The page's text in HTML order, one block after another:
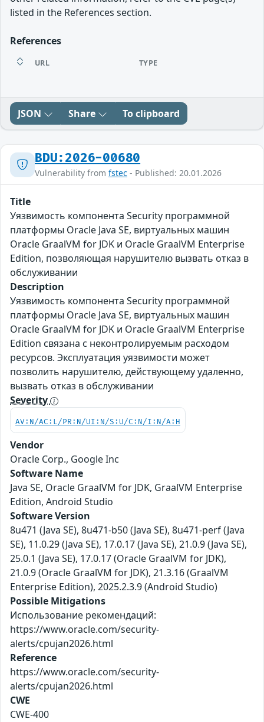
listed in the References section.
References
URL TYPE
JSON Share To clipboard
BDU:2026-00680
Vulnerability from fstec - Published: 20.01.2026
Title
Уязвимость компонента Security программной
платформы Oracle Java SE, виртуальных машин
Oracle GraalVM for JDK и Oracle GraalVM Enterprise
Edition, позволяющая нарушителю вызвать отказ в
обслуживании
Description
Уязвимость компонента Security программной
платформы Oracle Java SE, виртуальных машин
Oracle GraalVM for JDK и Oracle GraalVM Enterprise
Edition связана с неконтролируемым расходом
ресурсов. Эксплуатация уязвимости может
позволить нарушителю, действующему удаленно,
вызвать отказ в обслуживании
Severity
AV:N/AC:L/PR:N/UI:N/S:U/C:N/I:N/A:H
Vendor
Oracle Corp., Google Inc
Software Name
Java SE, Oracle GraalVM for JDK, GraalVM Enterprise
Edition, Android Studio
Software Version
8u471 (Java SE), 8u471-b50 (Java SE), 8u471-perf (Java
SE), 11.0.29 (Java SE), 17.0.17 (Java SE), 21.0.9 (Java SE),
25.0.1 (Java SE), 17.0.17 (Oracle GraalVM for JDK),
21.0.9 (Oracle GraalVM for JDK), 21.3.16 (GraalVM
Enterprise Edition), 2025.2.3.9 (Android Studio)
Possible Mitigations
Использование рекомендаций:
https://www.oracle.com/security-
alerts/cpujan2026.html
Reference
https://www.oracle.com/security-
alerts/cpujan2026.html
CWE
CWE-400